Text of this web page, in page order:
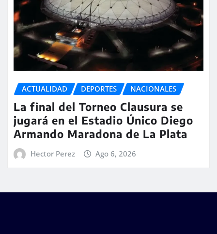
ACTUALIDAD DEPORTES NACIONALES
La final del Torneo Clausura se
jugará en el Estadio Único Diego
Armando Maradona de La Plata
Hector Perez Ago 6, 2026